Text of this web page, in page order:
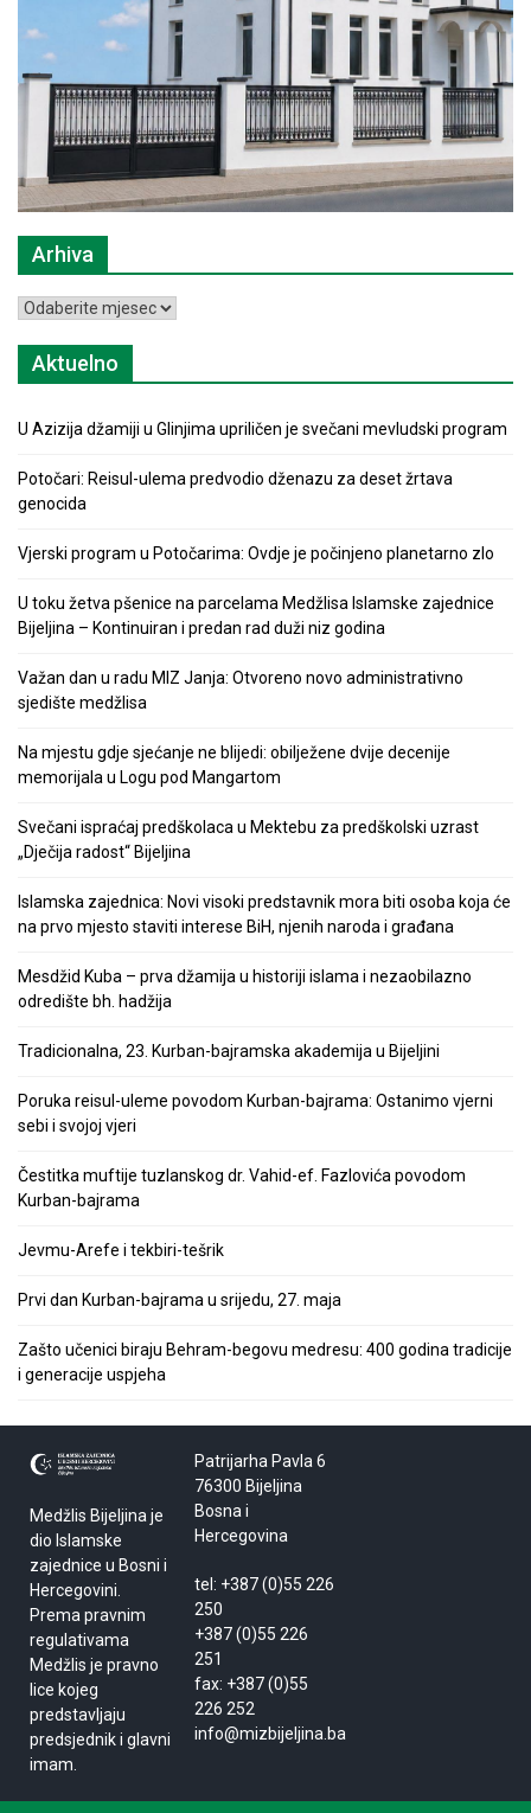
Arhiva
Arhiva
Aktuelno
U Azizija džamiji u Glinjima upriličen je svečani mevludski program
Potočari: Reisul-ulema predvodio dženazu za deset žrtava
genocida
Vjerski program u Potočarima: Ovdje je počinjeno planetarno zlo
U toku žetva pšenice na parcelama Medžlisa Islamske zajednice
Bijeljina – Kontinuiran i predan rad duži niz godina
Važan dan u radu MIZ Janja: Otvoreno novo administrativno
sjedište medžlisa
Na mjestu gdje sjećanje ne blijedi: obilježene dvije decenije
memorijala u Logu pod Mangartom
Svečani ispraćaj predškolaca u Mektebu za predškolski uzrast
„Dječija radost“ Bijeljina
Islamska zajednica: Novi visoki predstavnik mora biti osoba koja će
na prvo mjesto staviti interese BiH, njenih naroda i građana
Mesdžid Kuba – prva džamija u historiji islama i nezaobilazno
odredište bh. hadžija
Tradicionalna, 23. Kurban-bajramska akademija u Bijeljini
Poruka reisul-uleme povodom Kurban-bajrama: Ostanimo vjerni
sebi i svojoj vjeri
Čestitka muftije tuzlanskog dr. Vahid-ef. Fazlovića povodom
Kurban-bajrama
Jevmu-Arefe i tekbiri-tešrik
Prvi dan Kurban-bajrama u srijedu, 27. maja
Zašto učenici biraju Behram-begovu medresu: 400 godina tradicije
i generacije uspjeha
Medžlis Bijeljina je
dio Islamske
zajednice u Bosni i
Hercegovini.
Prema pravnim
regulativama
Medžlis je pravno
lice kojeg
predstavljaju
predsjednik i glavni
imam.
Patrijarha Pavla 6
76300 Bijeljina
Bosna i
Hercegovina
tel: +387 (0)55 226
250
+387 (0)55 226
251
fax: +387 (0)55
226 252
info@mizbijeljina.ba